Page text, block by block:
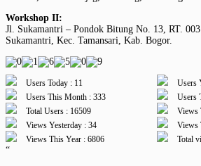
Workshop II:
Jl. Sukamantri – Pondok Bitung No. 13, RT.
Sukamantri, Kec. Tamansari, Kab. Bogor.
Users Today : 11
Users
Users This Month : 333
Users
Total Users : 16509
Views
Views Yesterday : 34
Views
Views This Year : 6806
Total
“